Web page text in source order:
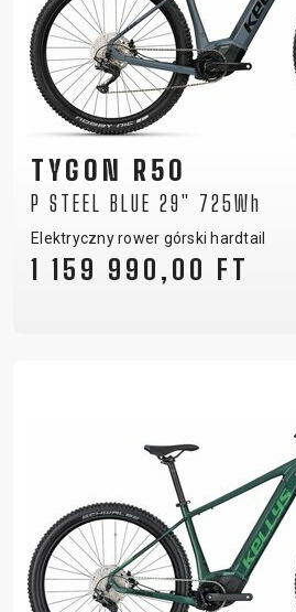
TYGON R50
P STEEL BLUE 29" 725Wh
Elektryczny rower górski hardtail
1 159 990,00 FT